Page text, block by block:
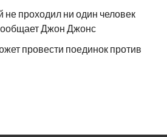
не проходил ни один человек
Джон Джонс
провести поединок против